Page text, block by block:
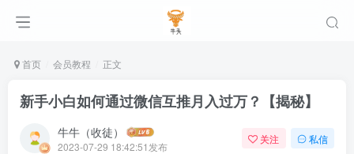
首页 会员教程 正文
新手小白如何通过微信互推月入过万？【揭秘】
牛牛（收徒）
2023-07-29 18:42:51发布
关注 私信